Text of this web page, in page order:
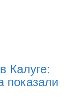
Калуге:
показали